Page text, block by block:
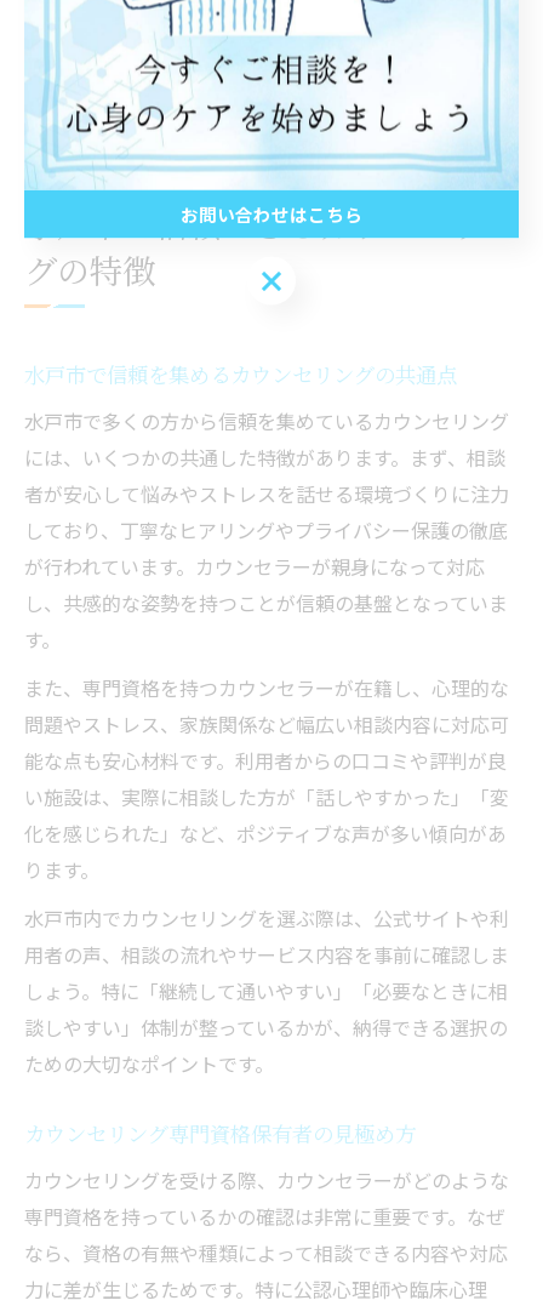
ただし、口コミには個人差や主観的な感想も含まれるた
め、複数の情報源をバランスよく参考にし、自分に合っ
たカウンセリング選びの判断材料としましょう。
水戸市で信頼できるカウンセリン
グの特徴
水戸市で信頼を集めるカウンセリングの共通点
水戸市で多くの方から信頼を集めているカウンセリング
には、いくつかの共通した特徴があります。まず、相談
者が安心して悩みやストレスを話せる環境づくりに注力
しており、丁寧なヒアリングやプライバシー保護の徹底
が行われています。カウンセラーが親身になって対応
し、共感的な姿勢を持つことが信頼の基盤となっていま
す。
また、専門資格を持つカウンセラーが在籍し、心理的な
問題やストレス、家族関係など幅広い相談内容に対応可
能な点も安心材料です。利用者からの口コミや評判が良
い施設は、実際に相談した方が「話しやすかった」「変
化を感じられた」など、ポジティブな声が多い傾向があ
ります。
水戸市内でカウンセリングを選ぶ際は、公式サイトや利
用者の声、相談の流れやサービス内容を事前に確認しま
しょう。特に「継続して通いやすい」「必要なときに相
談しやすい」体制が整っているかが、納得できる選択の
ための大切なポイントです。
カウンセリング専門資格保有者の見極め方
カウンセリングを受ける際、カウンセラーがどのような
専門資格を持っているかの確認は非常に重要です。なぜ
なら、資格の有無や種類によって相談できる内容や対応
力に差が生じるためです。特に公認心理師や臨床心理
お問い合わせはこちら
お問い合わせはこちら